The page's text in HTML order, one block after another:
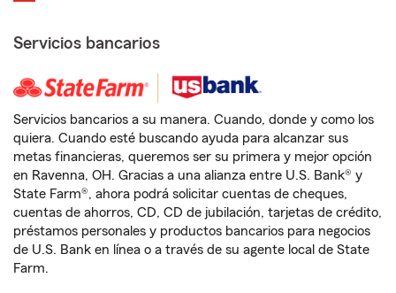
Servicios bancarios
Servicios bancarios a su manera. Cuando, donde y como los
quiera. Cuando esté buscando ayuda para alcanzar sus
metas financieras, queremos ser su primera y mejor opción
en Ravenna, OH. Gracias a una alianza entre U.S. Bank® y
State Farm®, ahora podrá solicitar cuentas de cheques,
cuentas de ahorros, CD, CD de jubilación, tarjetas de crédito,
préstamos personales y productos bancarios para negocios
de U.S. Bank en línea o a través de su agente local de State
Farm.